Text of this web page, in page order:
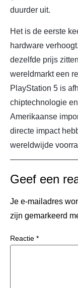
duurder uit.
Het is de eerste
hardware
dezelfde prijs
wereldmarkt een
PlayStation 5 is
chiptechnologie
Amerikaanse
directe impact
wereldwijde
Geef een
Je e-mailadres
zijn gemarkeerd
Reactie *